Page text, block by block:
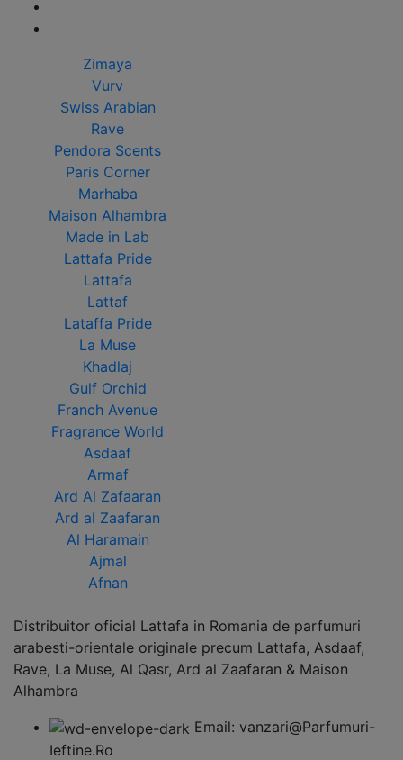
Zimaya
Vurv
Swiss Arabian
Rave
Pendora Scents
Paris Corner
Marhaba
Maison Alhambra
Made in Lab
Lattafa Pride
Lattafa
Lattaf
Lataffa Pride
La Muse
Khadlaj
Gulf Orchid
Franch Avenue
Fragrance World
Asdaaf
Armaf
Ard Al Zafaaran
Ard al Zaafaran
Al Haramain
Ajmal
Afnan
Distribuitor oficial Lattafa in Romania de parfumuri
arabesti-orientale originale precum Lattafa, Asdaaf,
Rave, La Muse, Al Qasr, Ard al Zaafaran & Maison
Alhambra
Email: vanzari@Parfumuri-
Ieftine.Ro